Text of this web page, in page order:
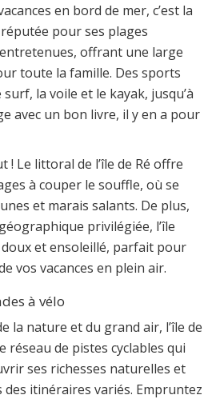
en bord de mer, c’est la
réputée pour ses plages
offrant une large
toute la famille. Des sports
la voile et le kayak, jusqu’à
avec un bon livre, il y en a pour
! Le littoral de l’île de Ré offre
à couper le souffle, où se
et marais salants. De plus,
privilégiée, l’île
doux et ensoleillé, parfait pour
vos vacances en plein air.
à vélo
la nature et du grand air, l’île de
réseau de pistes cyclables qui
ses richesses naturelles et
itinéraires variés. Empruntez